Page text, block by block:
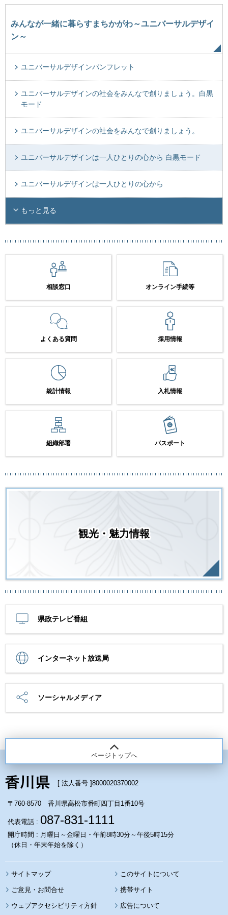
みんなが一緒に暮らすまちかがわ～ユニバーサルデザイ
ン～
ユニバーサルデザインパンフレット
ユニバーサルデザインの社会をみんなで創りましょう。白黒
モード
ユニバーサルデザインの社会をみんなで創りましょう。
ユニバーサルデザインは一人ひとりの心から 白黒モード
ユニバーサルデザインは一人ひとりの心から
もっと見る
相談窓口 オンライン手続等
よくある質問 採用情報
統計情報 入札情報
組織部署 パスポート
観光・魅力情報
県政テレビ番組
インターネット放送局
ソーシャルメディア
ページトップへ
[ 法人番号 ]8000020370002
〒760-8570 香川県高松市番町四丁目1番10号
代表電話 : 087-831-1111
開庁時間 : 月曜日～金曜日・午前8時30分～午後5時15分
（休日・年末年始を除く）
サイトマップ このサイトについて
携帯サイト
ウェブアクセシビリティ方針 広告について